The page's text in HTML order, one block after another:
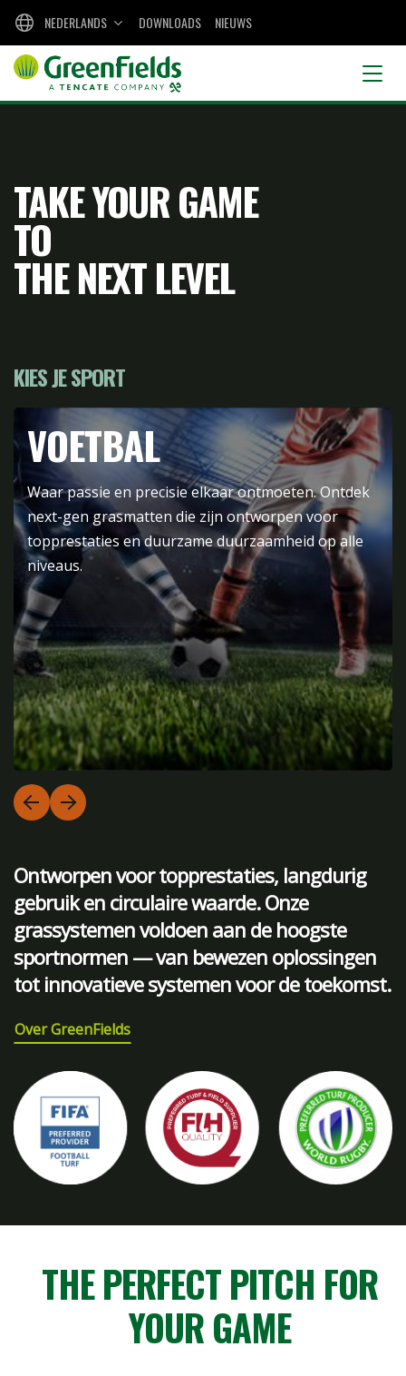
DOWNLOADS NIEUWS
NEDERLANDS
TAKE YOUR GAME
TO
THE NEXT LEVEL
KIES JE SPORT
VOETBAL
Waar passie en precisie elkaar ontmoeten. Ontdek
next-gen grasmatten die zijn ontworpen voor
topprestaties en duurzame duurzaamheid op alle
niveaus.
Ontworpen voor topprestaties, langdurig
gebruik en circulaire waarde. Onze
grassystemen voldoen aan de hoogste
sportnormen — van bewezen oplossingen
tot innovatieve systemen voor de toekomst.
Over GreenFields
THE PERFECT PITCH FOR
YOUR GAME